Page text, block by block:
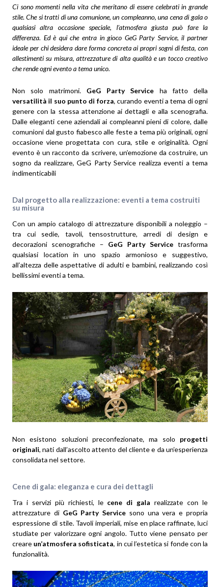
Ci sono momenti nella vita che meritano di essere celebrati in grande
stile. Che si tratti di una comunione, un compleanno, una cena di gala o
qualsiasi altra occasione speciale, l’atmosfera giusta può fare la
differenza. Ed è qui che entra in gioco GeG Party Service, il partner
ideale per chi desidera dare forma concreta ai propri sogni di festa, con
allestimenti su misura, attrezzature di alta qualità e un tocco creativo
che rende ogni evento a tema unico.
Non solo matrimoni. GeG Party Service ha fatto della
versatilità il suo punto di forza, curando eventi a tema di ogni
genere con la stessa attenzione ai dettagli e alla scenografia.
Dalle eleganti cene aziendali ai compleanni pieni di colore, dalle
comunioni dal gusto fiabesco alle feste a tema più originali, ogni
occasione viene progettata con cura, stile e originalità. Ogni
evento è un racconto da scrivere, un’emozione da costruire, un
sogno da realizzare, GeG Party Service realizza eventi a tema
indimenticabili
Dal progetto alla realizzazione: eventi a tema costruiti
su misura
Con un ampio catalogo di attrezzature disponibili a noleggio –
tra cui sedie, tavoli, tensostrutture, arredi di design e
decorazioni scenografiche – GeG Party Service trasforma
qualsiasi location in uno spazio armonioso e suggestivo,
all’altezza delle aspettative di adulti e bambini, realizzando così
bellissimi eventi a tema.
Non esistono soluzioni preconfezionate, ma solo progetti
originali, nati dall’ascolto attento del cliente e da un’esperienza
consolidata nel settore.
Cene di gala: eleganza e cura dei dettagli
Tra i servizi più richiesti, le cene di gala realizzate con le
attrezzature di GeG Party Service sono una vera e propria
espressione di stile. Tavoli imperiali, mise en place raffinate, luci
studiate per valorizzare ogni angolo. Tutto viene pensato per
creare un’atmosfera sofisticata, in cui l’estetica si fonde con la
funzionalità.